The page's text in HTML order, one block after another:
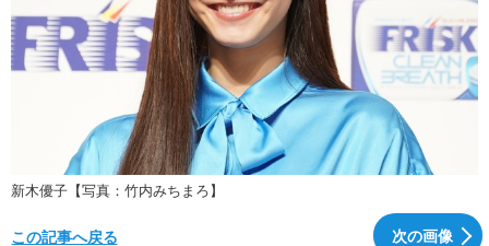
新木優子【写真：竹内みちまろ】
次の画像
この記事へ戻る